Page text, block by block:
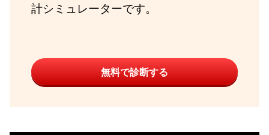
計シミュレーターです。
無料で診断する